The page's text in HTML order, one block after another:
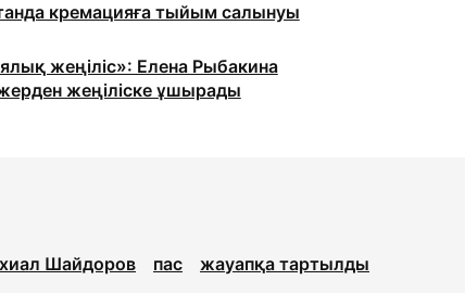
кремацияға тыйым салынуы
жеңіліс»: Елена Рыбакина
жеңіліске ұшырады
Шайдоров пас жауапқа тартылды